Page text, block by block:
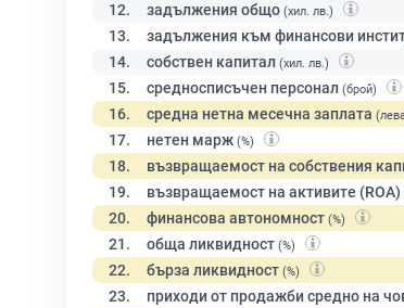
12. задължения общо (хил. лв.)
13. задължения към финансови
14. собствен капитал (хил. лв.)
15. средносписъчен персонал (брой)
16. средна нетна месечна заплата
17. нетен марж (%)
18. възвращаемост на собствения
19. възвращаемост на активите (ROA)
20. финансова автономност (%)
21. обща ликвидност (%)
22. бърза ликвидност (%)
23. приходи от продажби средно на